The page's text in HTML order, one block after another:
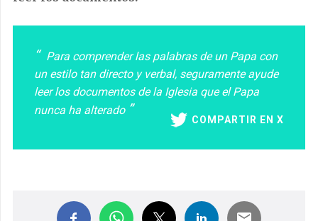
Para comprender las palabras de un Papa con
un estilo tan directo y verbal, seguramente ayude
leer los documentos de la Iglesia que el Papa
nunca ha alterado
COMPARTIR EN X